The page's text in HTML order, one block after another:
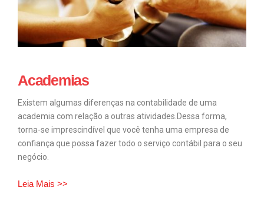
Academias
Existem algumas diferenças na contabilidade de uma
academia com relação a outras atividades.Dessa forma,
torna-se imprescindível que você tenha uma empresa de
confiança que possa fazer todo o serviço contábil para o seu
negócio.
Leia Mais >>